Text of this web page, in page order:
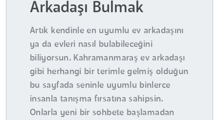
Arkadaşı Bulmak
Artık kendinle en uyumlu ev arkadaşını
ya da evleri nasıl bulabileceğini
biliyorsun. Kahramanmaraş ev arkadaşı
gibi herhangi bir terimle gelmiş olduğun
bu sayfada seninle uyumlu binlerce
insanla tanışma fırsatına sahipsin.
Onlarla yeni bir sohbete başlamadan